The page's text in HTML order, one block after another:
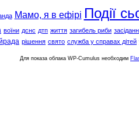
Мамо, я в ефірі Події
воїни дснс дтп життя загибель риби
рішення свято служба у справах дітей
Для показа облака WP-Cumulus необходим